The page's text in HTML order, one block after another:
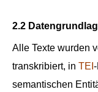
2.2
Alle Texte wurden
transkribiert, in TEI
semantischen